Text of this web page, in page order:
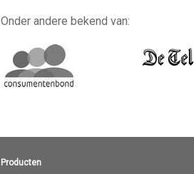
Onder andere bekend van:
Producten